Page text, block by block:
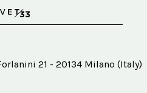
21 - 20134 Milano (Italy)